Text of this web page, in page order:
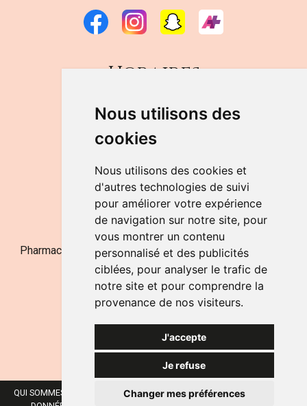
Nous utilisons des
cookies
Nous utilisons des cookies et
d'autres technologies de suivi
pour améliorer votre expérience
de navigation sur notre site, pour
vous montrer un contenu
personnalisé et des publicités
ciblées, pour analyser le trafic de
notre site et pour comprendre la
provenance de nos visiteurs.
J'accepte
Je refuse
Changer mes préférences
Horaires
DU LUNDI AU VENDREDI
de 9h à 12h30 et de 14h à 18h
LE SAMEDI
de 9h à 12h30
NOUS CONTACTER
Pharmacie Jufarma - Fatima Abachra - APB 521704 - N°
Entreprise BE0882-700-592
QUI SOMMES-NOUS ? NOS MARQUES MENTIONS LÉGALES